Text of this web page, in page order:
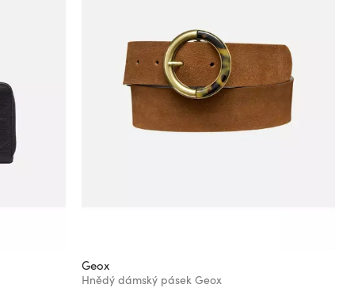
Geox
Hnědý dámský pásek Geox